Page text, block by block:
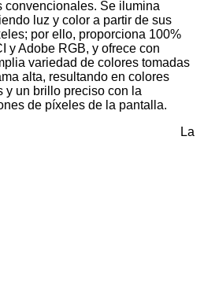
convencionales. Se ilumina
luz y color a partir de sus
por ello, proporciona 100%
y Adobe RGB, y ofrece con
variedad de colores tomadas
alta, resultando en colores
y un brillo preciso con la
de píxeles de la pantalla.
La